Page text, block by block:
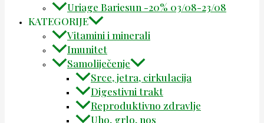
Uriage Bariesun -20% 03/08-23/08
KATEGORIJE
Vitamini i minerali
Imunitet
Samoliječenje
Srce, jetra, cirkulacija
Digestivni trakt
Reproduktivno zdravlje
Uho, grlo, nos